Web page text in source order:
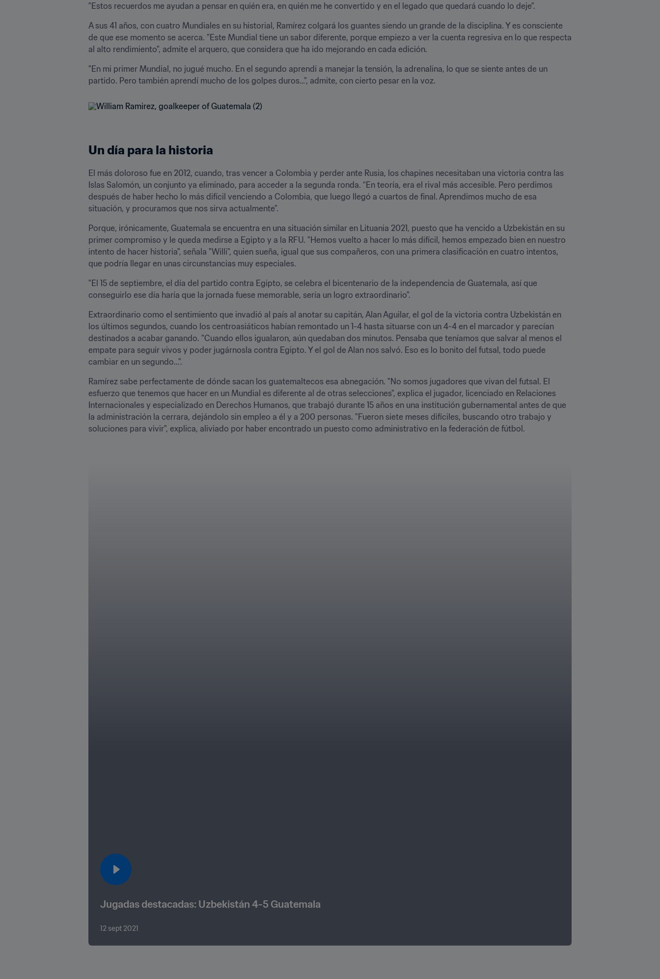
"Estos recuerdos me ayudan a pensar en quién era, en quién me he convertido y en el legado que quedará cuando lo deje".
A sus 41 años, con cuatro Mundiales en su historial, Ramírez colgará los guantes siendo un grande de la disciplina. Y es consciente
de que ese momento se acerca. "Este Mundial tiene un sabor diferente, porque empiezo a ver la cuenta regresiva en lo que respecta
al alto rendimiento", admite el arquero, que considera que ha ido mejorando en cada edición.
"En mi primer Mundial, no jugué mucho. En el segundo aprendí a manejar la tensión, la adrenalina, lo que se siente antes de un
partido. Pero también aprendí mucho de los golpes duros…", admite, con cierto pesar en la voz.
Un día para la historia
El más doloroso fue en 2012, cuando, tras vencer a Colombia y perder ante Rusia, los chapines necesitaban una victoria contra las
Islas Salomón, un conjunto ya eliminado, para acceder a la segunda ronda. “En teoría, era el rival más accesible. Pero perdimos
después de haber hecho lo más difícil venciendo a Colombia, que luego llegó a cuartos de final. Aprendimos mucho de esa
situación, y procuramos que nos sirva actualmente”.
Porque, irónicamente, Guatemala se encuentra en una situación similar en Lituania 2021, puesto que ha vencido a Uzbekistán en su
primer compromiso y le queda medirse a Egipto y a la RFU. "Hemos vuelto a hacer lo más difícil, hemos empezado bien en nuestro
intento de hacer historia", señala "Willi", quien sueña, igual que sus compañeros, con una primera clasificación en cuatro intentos,
que podría llegar en unas circunstancias muy especiales.
"El 15 de septiembre, el día del partido contra Egipto, se celebra el bicentenario de la independencia de Guatemala, así que
conseguirlo ese día haría que la jornada fuese memorable, sería un logro extraordinario".
Extraordinario como el sentimiento que invadió al país al anotar su capitán, Alan Aguilar, el gol de la victoria contra Uzbekistán en
los últimos segundos, cuando los centroasiáticos habían remontado un 1-4 hasta situarse con un 4-4 en el marcador y parecían
destinados a acabar ganando. "Cuando ellos igualaron, aún quedaban dos minutos. Pensaba que teníamos que salvar al menos el
empate para seguir vivos y poder jugárnosla contra Egipto. Y el gol de Alan nos salvó. Eso es lo bonito del futsal, todo puede
cambiar en un segundo…".
Ramírez sabe perfectamente de dónde sacan los guatemaltecos esa abnegación. "No somos jugadores que vivan del futsal. El
esfuerzo que tenemos que hacer en un Mundial es diferente al de otras selecciones", explica el jugador, licenciado en Relaciones
Internacionales y especializado en Derechos Humanos, que trabajó durante 15 años en una institución gubernamental antes de que
la administración la cerrara, dejándolo sin empleo a él y a 200 personas. "Fueron siete meses difíciles, buscando otro trabajo y
soluciones para vivir", explica, aliviado por haber encontrado un puesto como administrativo en la federación de fútbol.
12 sept 2021